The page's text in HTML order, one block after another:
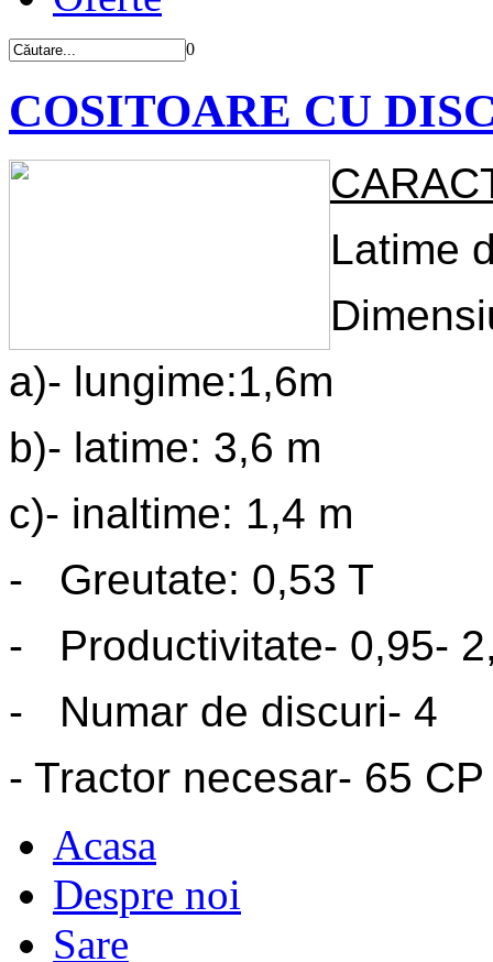
0
COSITOARE CU
Latime
a)- lungime:1,6m
b)- latime: 3,6 m
c)- inaltime: 1,4 m
- Greutate: 0,53 T
- Productivitate- 0,95-
- Numar de discuri- 4
- Tractor necesar- 65 CP
Acasa
Despre noi
Sare